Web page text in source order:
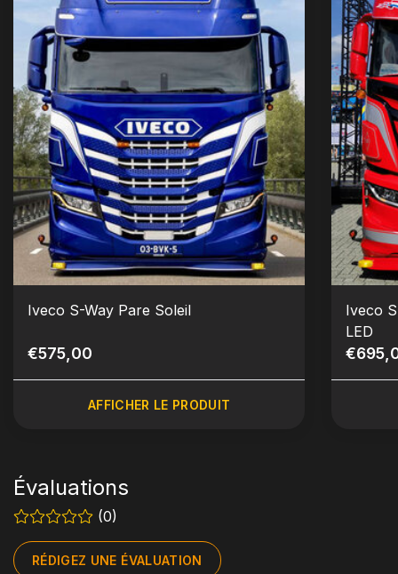
Iveco S-Way Pare Soleil
€575,00
AFFICHER LE PRODUIT
Iveco
LED
Évaluations
(0)
RÉDIGEZ UNE ÉVALUATION